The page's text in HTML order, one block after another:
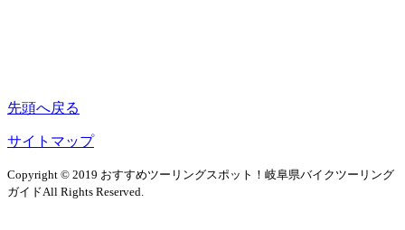
先頭へ戻る
サイトマップ
Copyright © 2019 おすすめツーリングスポット！岐阜県バイクツーリング
ガイドAll Rights Reserved.